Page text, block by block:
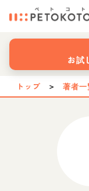
お試
トップ ＞ 著者一